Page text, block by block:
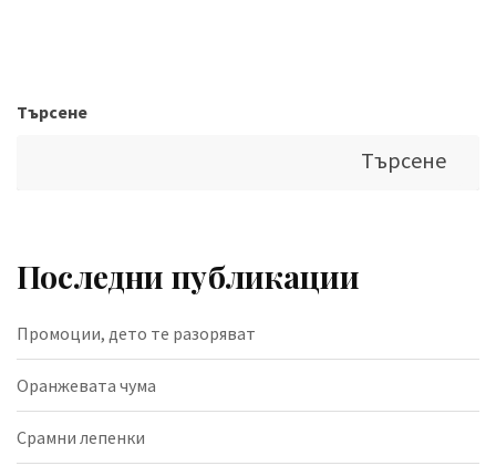
Търсене
Търсене
Последни публикации
Промоции, дето те разоряват
Оранжевата чума
Срамни лепенки